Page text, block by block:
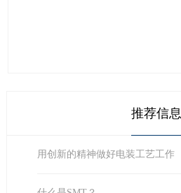
推荐信息
用创新的精神做好电装工艺工作